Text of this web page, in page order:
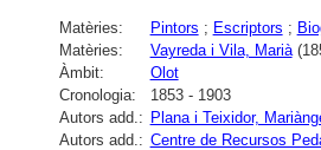
Matèries: Pintors ; Escriptors ;
Matèries:
Vayreda i Vila, Marià
Àmbit:
Olot
Cronologia:
1853 - 1903
Autors add.: Plana i Teixidor,
Autors add.: Centre de Recursos